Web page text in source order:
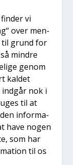
vi
over men­
til grund for
min­dre
genom
kal­det
ind­går nok i
til at
den infor­ma­
have nogen
som har
til os